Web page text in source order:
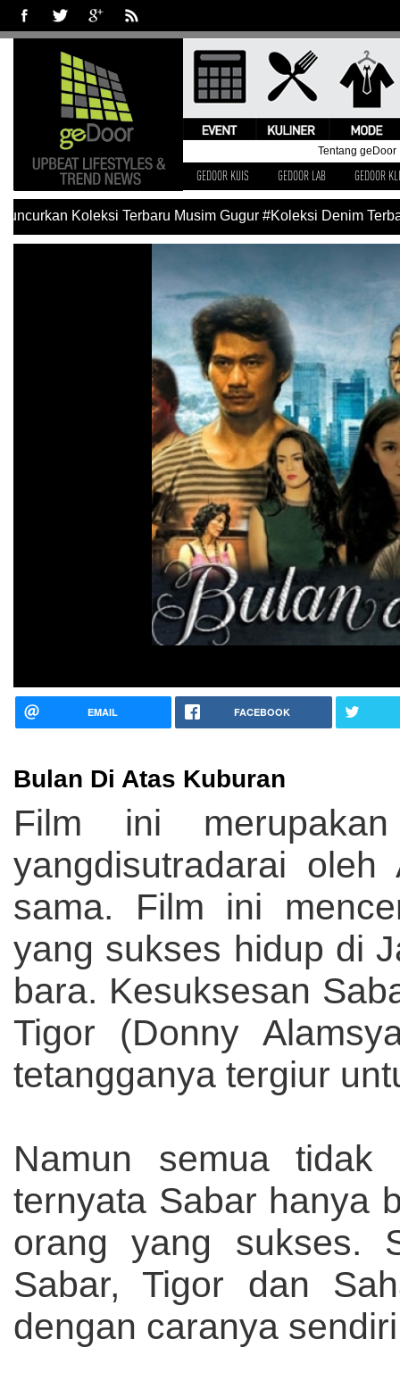
Tentang geDoor
GEDOOR KUIS GEDOOR LAB GEDOOR
Koleksi Terbaru Musim Gugur #Koleksi Denim
EMAIL FACEBOOK
Bulan Di Atas Kuburan
Film ini
yangdisutradarai
sama. Film ini
yang sukses hidup di
bara. Kesuksesan
Tigor (Donny
tetangganya tergiur
Namun semua tidak
ternyata Sabar hanya
orang yang sukses.
Sabar, Tigor dan
dengan caranya